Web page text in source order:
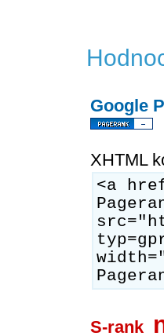
Google
XHTML
<a
S-rank